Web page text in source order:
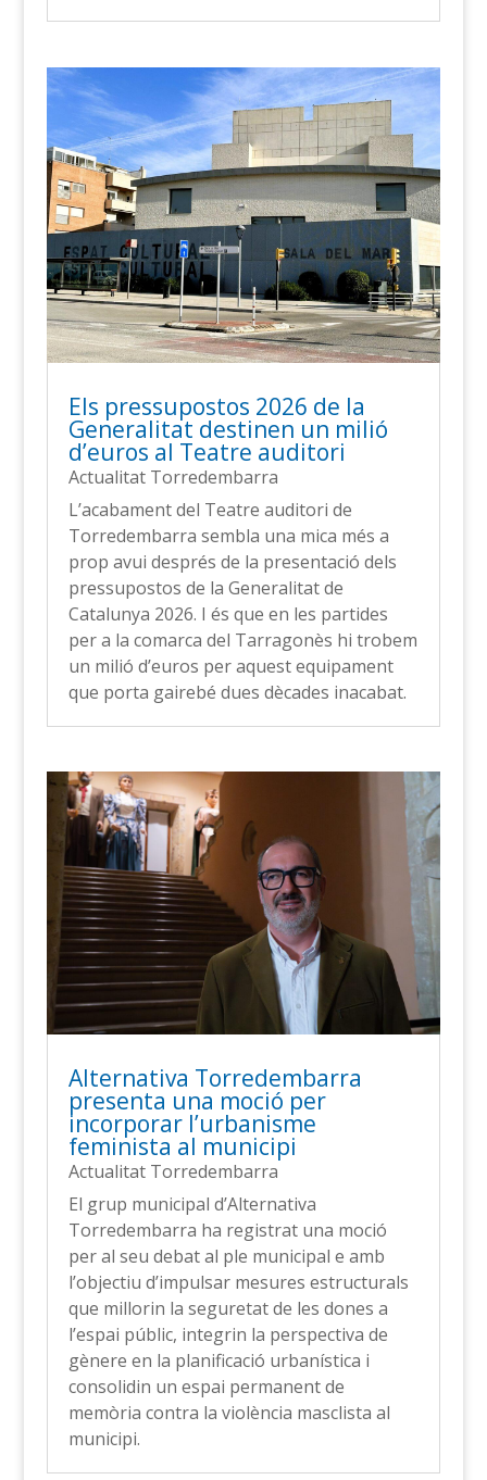
Els pressupostos 2026 de la
Generalitat destinen un milió
d’euros al Teatre auditori
Actualitat Torredembarra
L’acabament del Teatre auditori de
Torredembarra sembla una mica més a
prop avui després de la presentació dels
pressupostos de la Generalitat de
Catalunya 2026. I és que en les partides
per a la comarca del Tarragonès hi trobem
un milió d’euros per aquest equipament
que porta gairebé dues dècades inacabat.
Alternativa Torredembarra
presenta una moció per
incorporar l’urbanisme
feminista al municipi
Actualitat Torredembarra
El grup municipal d’Alternativa
Torredembarra ha registrat una moció
per al seu debat al ple municipal e amb
l’objectiu d’impulsar mesures estructurals
que millorin la seguretat de les dones a
l’espai públic, integrin la perspectiva de
gènere en la planificació urbanística i
consolidin un espai permanent de
memòria contra la violència masclista al
municipi.